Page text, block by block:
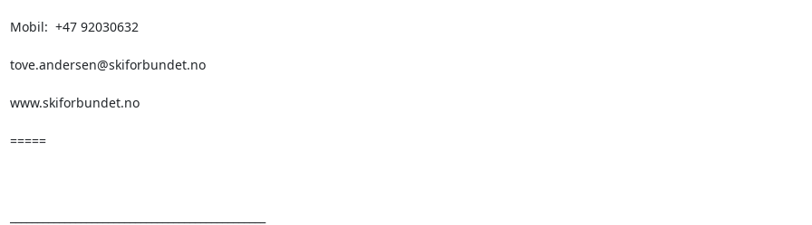
Mobil:  +47 92030632
tove.andersen@skiforbundet.no
www.skiforbundet.no
=====